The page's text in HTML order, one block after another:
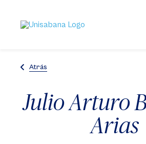
contenido
principal
Atrás
Julio Arturo
Arias